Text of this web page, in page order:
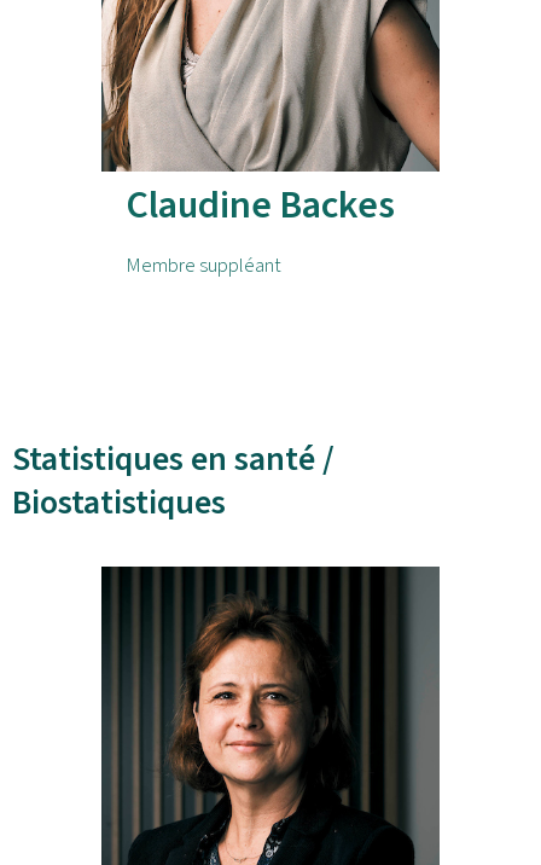
Claudine Backes
Membre suppléant
Statistiques en santé /
Biostatistiques